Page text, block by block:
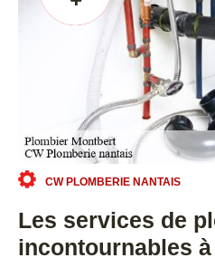
CW PLOMBERIE NANTAIS
Les services de
incontournables